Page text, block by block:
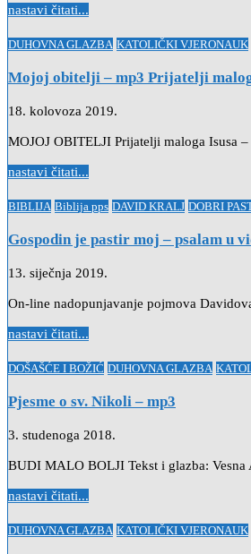
nastavi čitati...
Posted
DUHOVNA GLAZBA KATOLIČKI VJERONAUK
Mojoj obitelji – mp3 Prijatelji
18. kolovoza 2019.
MOJOJ OBITELJI Prijatelji maloga Isusa
nastavi čitati...
Posted
BIBLIJA Biblija pps DAVID KRALJ DOBRI
Gospodin je pastir moj – psalam u
13. siječnja 2019.
On-line nadopunjavanje pojmova
nastavi čitati...
Posted
DOŠAŠĆE I BOŽIĆ DUHOVNA GLAZBA
Pjesme o sv. Nikoli – mp3
3. studenoga 2018.
BUDI MALO BOLJI Tekst i glazba:
nastavi čitati...
Posted
DUHOVNA GLAZBA KATOLIČKI VJERONAUK